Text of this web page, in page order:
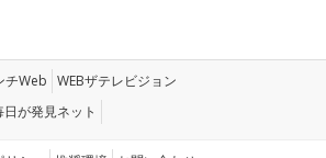
チWeb WEBザテレビジョン
日が発見ネット